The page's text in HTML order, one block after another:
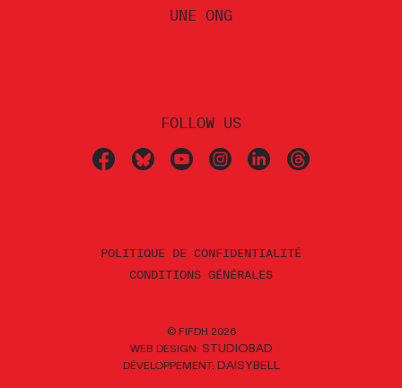
UNE ONG
FOLLOW US
POLITIQUE DE CONFIDENTIALITÉ
CONDITIONS GÉNÉRALES
© FIFDH 2026
WEB DESIGN: STUDIOBAD
DÉVELOPPEMENT: DAISYBELL